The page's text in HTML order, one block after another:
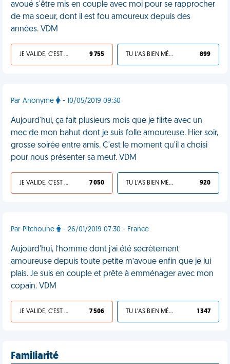
avoué s'être mis en couple avec moi pour se rapprocher
de ma soeur, dont il est fou amoureux depuis des
années. VDM
JE VALIDE, C'EST UNE VDM 9 755 TU L'AS BIEN MÉRITÉ 899
Par Anonyme - 10/05/2019 09:30
Aujourd'hui, ça fait plusieurs mois que je flirte avec un
mec de mon bahut dont je suis folle amoureuse. Hier soir,
grosse soirée entre amis. C'est le moment qu'il a choisi
pour nous présenter sa meuf. VDM
JE VALIDE, C'EST UNE VDM 7 050 TU L'AS BIEN MÉRITÉ 920
Par Pitchoune - 26/01/2019 07:30 - France
Aujourd'hui, l’homme dont j’ai été secrètement
amoureuse depuis toute petite m’avoue enfin que je lui
plais. Je suis en couple et prête à emménager avec mon
copain. VDM
JE VALIDE, C'EST UNE VDM 7 506 TU L'AS BIEN MÉRITÉ 1 347
Familiarité